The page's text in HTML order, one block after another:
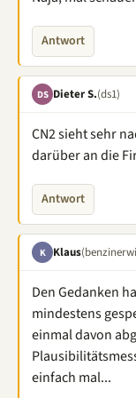
Antwort
DS Dieter S.(ds1)
CN2 sieht sehr
darüber an die
Antwort
K Klaus
Den Gedanken
mindestens
einmal davon
einfach mal...